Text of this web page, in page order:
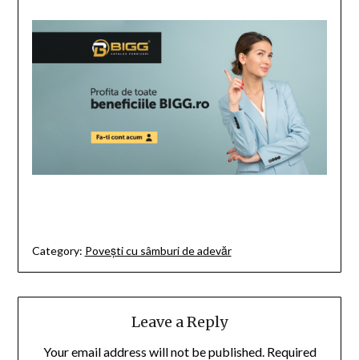
Category: Povești cu sâmburi de adevăr
Leave a Reply
Your email address will not be published. Required